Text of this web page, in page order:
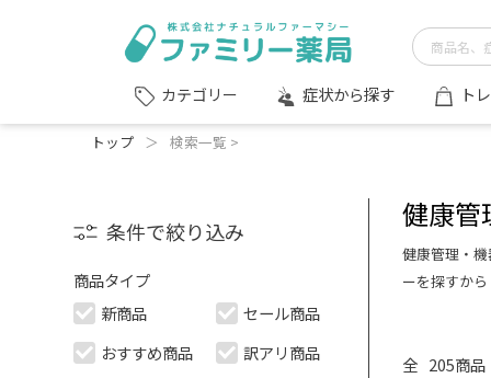
カテゴリー 症状から探す ト
トップ ＞ 検索一覧 >
条件で絞り込み
商品タイプ
新商品
セール商品
おすすめ商品
訳アリ商品
健康管
健康管理・
ーを探すか
全 205商品